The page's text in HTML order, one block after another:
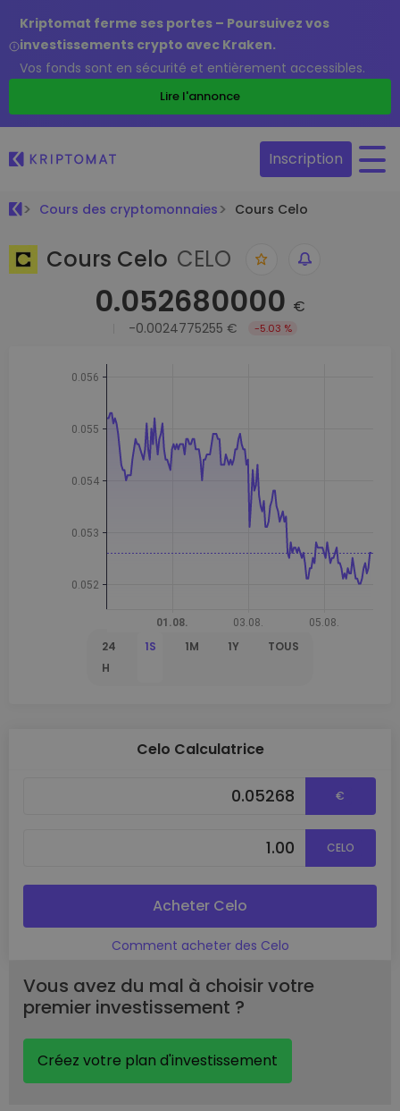
Kriptomat ferme ses portes – Poursuivez vos
investissements crypto avec Kraken.
Vos fonds sont en sécurité et entièrement accessibles.
Lire l'annonce
Inscription
Cours des cryptomonnaies Cours Celo
Cours Celo CELO
0.052680000 €
-0.0024775255 € -5.03 %
24
H
1S 1M 1Y TOUS
Celo Calculatrice
€
CELO
Acheter Celo
Comment acheter des Celo
Vous avez du mal à choisir votre
premier investissement ?
Créez votre plan d'investissement